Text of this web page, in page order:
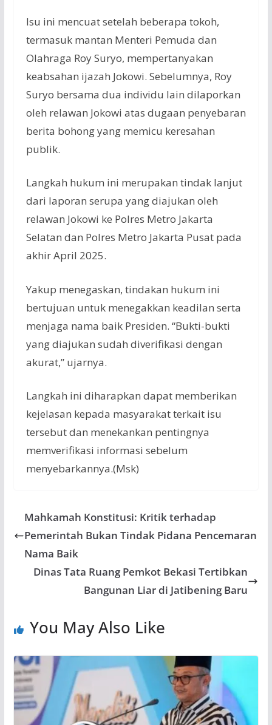
Isu ini mencuat setelah beberapa tokoh,
termasuk mantan Menteri Pemuda dan
Olahraga Roy Suryo, mempertanyakan
keabsahan ijazah Jokowi. Sebelumnya, Roy
Suryo bersama dua individu lain dilaporkan
oleh relawan Jokowi atas dugaan penyebaran
berita bohong yang memicu keresahan
publik.
Langkah hukum ini merupakan tindak lanjut
dari laporan serupa yang diajukan oleh
relawan Jokowi ke Polres Metro Jakarta
Selatan dan Polres Metro Jakarta Pusat pada
akhir April 2025.
Yakup menegaskan, tindakan hukum ini
bertujuan untuk menegakkan keadilan serta
menjaga nama baik Presiden. “Bukti-bukti
yang diajukan sudah diverifikasi dengan
akurat,” ujarnya.
Langkah ini diharapkan dapat memberikan
kejelasan kepada masyarakat terkait isu
tersebut dan menekankan pentingnya
memverifikasi informasi sebelum
menyebarkannya.(Msk)
Mahkamah Konstitusi: Kritik terhadap
Pemerintah Bukan Tindak Pidana Pencemaran
Nama Baik
Dinas Tata Ruang Pemkot Bekasi Tertibkan
Bangunan Liar di Jatibening Baru
You May Also Like